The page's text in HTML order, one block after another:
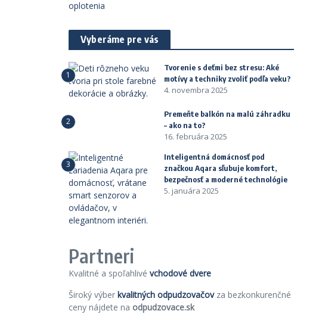
Vyberáme pre vás
1
Tvorenie s deťmi bez stresu: Aké
motívy a techniky zvoliť podľa veku?
4. novembra 2025
2
Premeňte balkón na malú záhradku
– ako na to?
16. februára 2025
3
Inteligentná domácnosť pod
značkou Aqara sľubuje komfort,
bezpečnosť a moderné technológie
5. januára 2025
Partneri
Kvalitné a spoľahlivé vchodové dvere
Široký výber kvalitných odpudzovačovza bezkonkurenčné
ceny nájdete na odpudzovace.sk